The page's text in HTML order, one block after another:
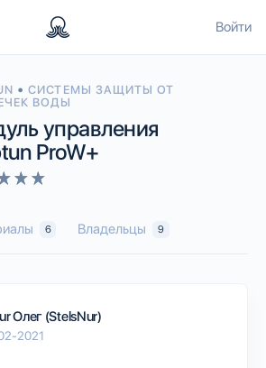
Войти
• СИСТЕМЫ ЗАЩИТЫ ОТ
ВОДЫ
управления
ProW+
6 Владельцы 9
Олег (StelsNur)
2021